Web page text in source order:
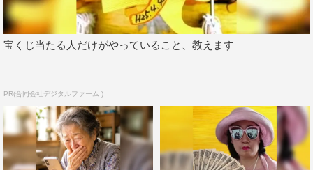
宝くじ当たる人だけがやっていること、教えます
PR(合同会社デジタルファーム )